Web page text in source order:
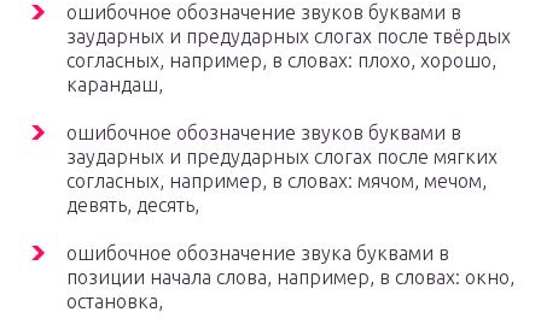
ошибочное обозначение звуков буквами в
заударных и предударных слогах после твёрдых
согласных, например, в словах: плохо, хорошо,
карандаш,
ошибочное обозначение звуков буквами в
заударных и предударных слогах после мягких
согласных, например, в словах: мячом, мечом,
девять, десять,
ошибочное обозначение звука буквами в
позиции начала слова, например, в словах: окно,
остановка,